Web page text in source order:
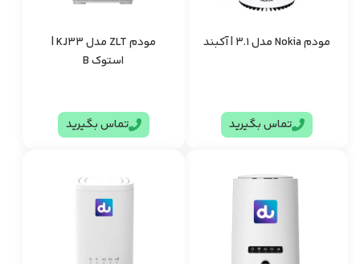
مودم Nokia مدل 3.1 | آکبند
تماس بگیرید
مودم ZLT مدل KJ33 |
استوک B
تماس بگیرید